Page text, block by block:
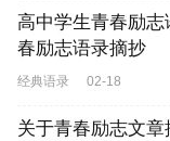
高中学生青春励
春励志语录摘抄
经典语录 02-18
关于青春励志文章